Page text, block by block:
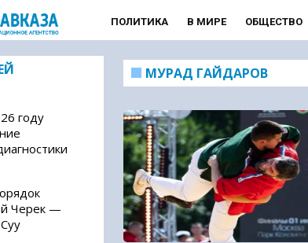
ПОЛИТИКА В МИРЕ ОБЩЕСТВО
году
Черек —
МУРАД ГАЙДАРОВ